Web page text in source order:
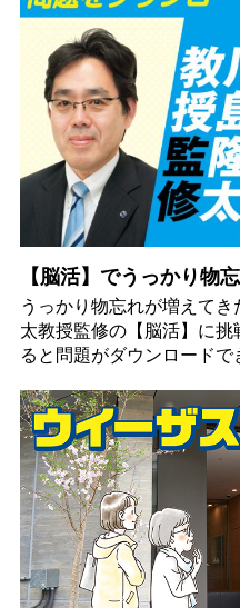
【脳活】でうっかり物
うっかり物忘れが増えて
太教授監修の【脳活】に
ると問題がダウンロードで